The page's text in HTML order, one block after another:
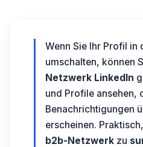
Wenn Sie Ihr Profil in
umschalten, können
Netzwerk LinkedIn
und Profile ansehen,
Benachrichtigungen
erscheinen.
b2b-Netzwerk zu